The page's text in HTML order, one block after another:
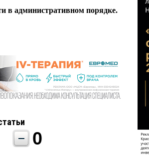
в административном порядке.
0